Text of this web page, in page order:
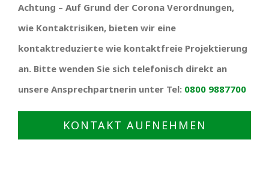
Achtung – Auf Grund der Corona Verordnungen,
wie Kontaktrisiken, bieten wir eine
kontaktreduzierte wie kontaktfreie Projektierung
an. Bitte wenden Sie sich telefonisch direkt an
unsere Ansprechpartnerin unter Tel: 0800 9887700
KONTAKT AUFNEHMEN